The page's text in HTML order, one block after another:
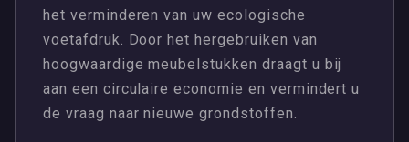
het verminderen van uw ecologische
voetafdruk. Door het hergebruiken van
hoogwaardige meubelstukken draagt u bij
aan een circulaire economie en vermindert u
de vraag naar nieuwe grondstoffen.